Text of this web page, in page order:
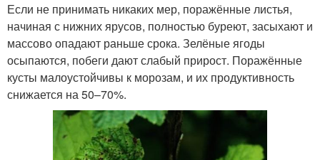
Если не принимать никаких мер, поражённые листья,
начиная с нижних ярусов, полностью буреют, засыхают и
массово опадают раньше срока. Зелёные ягоды
осыпаются, побеги дают слабый прирост. Поражённые
кусты малоустойчивы к морозам, и их продуктивность
снижается на 50–70%.